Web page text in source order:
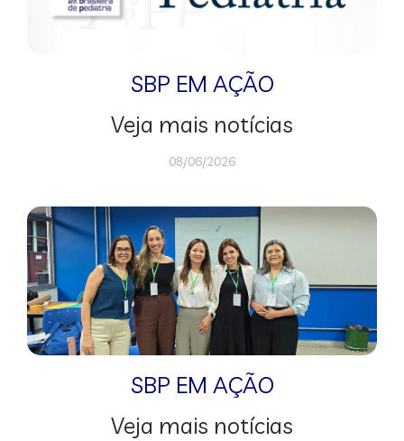
SBP EM AÇÃO
Veja mais notícias
08/06/2026
SBP EM AÇÃO
Veja mais notícias